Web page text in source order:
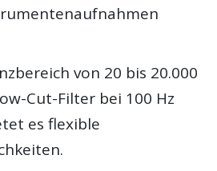
von 20 bis 20.000
Cut-Filter bei 100 Hz
es flexible